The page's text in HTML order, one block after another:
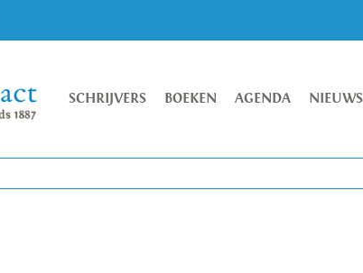
SCHRIJVERS BOEKEN AGENDA NIEUWS